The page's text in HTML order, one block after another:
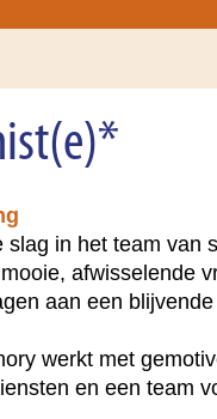
slag in het team van
afwisselende
aan een
werkt met
en een team